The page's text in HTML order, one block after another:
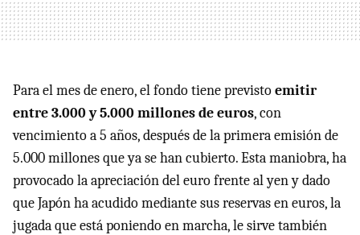
Para el mes de enero, el fondo tiene previstoemitir
entre 3.000 y 5.000 millones de euros, con
vencimiento a 5 años, después de la primera emisión de
5.000 millones que ya se han cubierto. Esta maniobra, ha
provocado la apreciación del euro frente al yen y dado
que Japón ha acudido mediante sus reservas en euros, la
jugada que está poniendo en marcha, le sirve también